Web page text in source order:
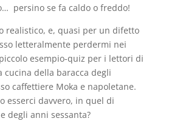
persino se fa caldo o freddo!
realistico, e, quasi per un difetto
letteralmente perdermi nei
esempio-quiz per i lettori di
cucina della baracca degli
caffettiere Moka e napoletane.
esserci davvero, in quel di
degli anni sessanta?